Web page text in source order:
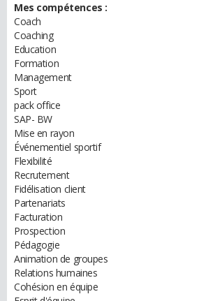
Mes compétences :
Coach
Coaching
Education
Formation
Management
Sport
pack office
SAP- BW
Mise en rayon
Événementiel sportif
Flexibilité
Recrutement
Fidélisation client
Partenariats
Facturation
Prospection
Pédagogie
Animation de groupes
Relations humaines
Cohésion en équipe